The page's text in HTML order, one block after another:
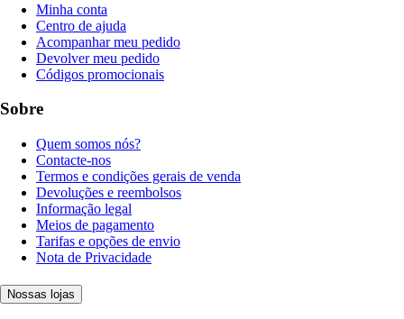
Minha conta
Centro de ajuda
Acompanhar meu pedido
Devolver meu pedido
Códigos promocionais
Sobre
Quem somos nós?
Contacte-nos
Termos e condições gerais de venda
Devoluções e reembolsos
Informação legal
Meios de pagamento
Tarifas e opções de envio
Nota de Privacidade
Nossas lojas